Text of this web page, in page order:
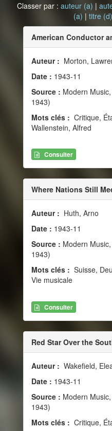
Classer par : auteur (a) |
(a) | titre (d)
American Conductor
Auteur : Morton,
Date : 1943-11
Source : Modern
1943)
Mots clés : Critique,
Wallenstein, Alfred
Consulter
Where Nations Still
Auteur : Huth, Arno
Date : 1943-11
Source : Modern
1943)
Mots clés : Suisse,
Vie musicale
Consulter
Red Star Over the
Auteur : Wakefield,
Date : 1943-11
Source : Modern
1943)
Mots clés : Critique,